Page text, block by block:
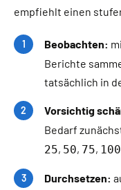
empfiehlt einen
Beobachten:
Berichte
tatsächlich in
Vorsichtig
Bedarf
25, 50, 75, 100
Durchsetzen: